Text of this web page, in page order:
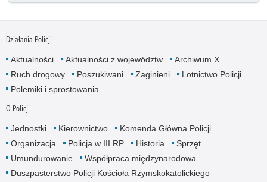
Działania Policji
Aktualności Aktualności z województw
Archiwum X
Ruch drogowy
Poszukiwani Zaginieni
Lotnictwo Policji
Polemiki i sprostowania
O Policji
Jednostki Kierownictwo
Komenda Główna Policji
Organizacja
Policja w III RP Historia
Sprzęt
Umundurowanie
Współpraca międzynarodowa
Duszpasterstwo Policji Kościoła Rzymskokatolickiego